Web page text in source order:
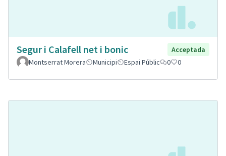
Segur i Calafell net i bonic
Acceptada
Montserrat Morera
Municipi Espai Públic 0 0